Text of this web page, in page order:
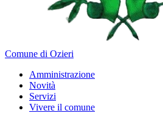
Comune di Ozieri
Amministrazione
Novità
Servizi
Vivere il comune